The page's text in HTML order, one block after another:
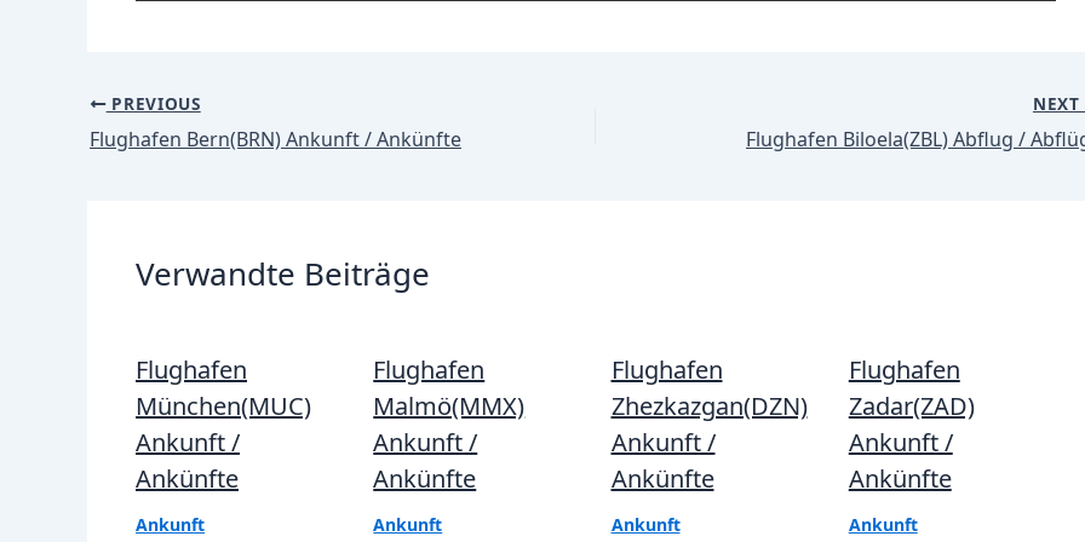
Post
navigation
PREVIOUS
Flughafen Bern(BRN) Ankunft / Ankünfte
NEXT
Flughafen Biloela(ZBL) Abflug /
Verwandte Beiträge
Flughafen
München(MUC)
Ankunft /
Ankünfte
Ankunft
Flughafen
Malmö(MMX)
Ankunft /
Ankünfte
Ankunft
Flughafen
Zhezkazgan(DZN)
Ankunft /
Ankünfte
Ankunft
Flughafen
Zadar(ZAD)
Ankunft /
Ankünfte
Ankunft